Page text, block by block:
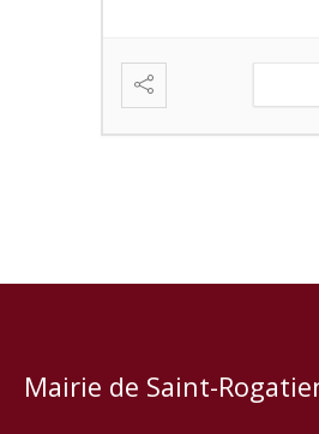
Mairie de Saint-